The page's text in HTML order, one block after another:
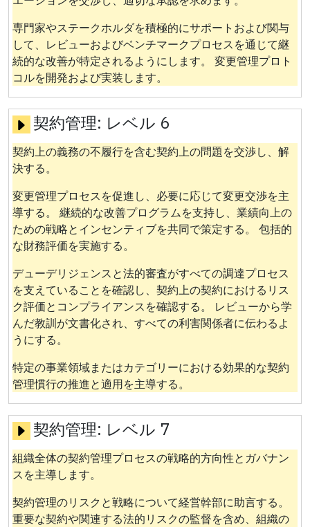
専門家やステークホルダを積極的にサポートおよび関与
して、レビューおよびベンチマークプロセスを通じて継
続的な改善が特定されるようにします。 変更管理プロト
コルを開発および実装します。
契約管理: レベル 6
契約上の義務の不履行を含む契約上の問題を交渉し、解
決する。
変更管理プロセスを促進し、必要に応じて変更交渉を主
導する。 継続的な改善プログラムを支持し、業績向上の
ための戦略とインセンティブを共同で策定する。 包括的
な財務評価を実施する。
デューデリジェンスと法的審査がすべての調達プロセス
を支えていることを確認し、契約上の契約におけるリス
ク評価とコンプライアンスを確認する。 レビューから学
んだ教訓が文書化され、すべての利害関係者に伝わるよ
うにする。
特定の事業領域またはカテゴリーにおける効果的な契約
管理慣行の推進と適用を主導する。
契約管理: レベル 7
組織全体の契約管理プロセスの戦略的方向性とガバナン
スを主導します。
契約管理のリスクと戦略について経営幹部に助言する。
重要な契約や関連する法的リスクの監督を含め、組織の